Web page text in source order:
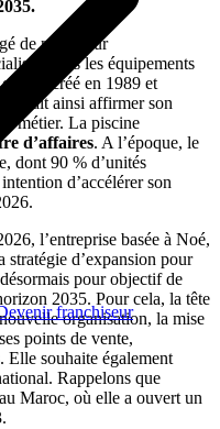
franchiseur
de nom pour
dans les équipements
créé en 1989 et
ainsi affirmer son
métier. La piscine
d’affaires. A l’époque, le
dont 90 % d’unités
d’accélérer son
l’entreprise basée à Noé,
stratégie d’expansion pour
pour objectif de
2035. Pour cela, la tête
organisation, la mise
points de vente,
. Elle souhaite également
Rappelons que
Maroc, où elle a ouvert un